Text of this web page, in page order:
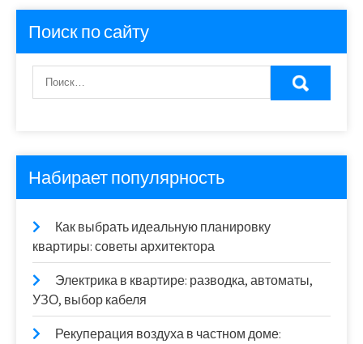
Поиск по сайту
Набирает популярность
Как выбрать идеальную планировку
квартиры: советы архитектора
Электрика в квартире: разводка, автоматы,
УЗО, выбор кабеля
Рекуперация воздуха в частном доме: